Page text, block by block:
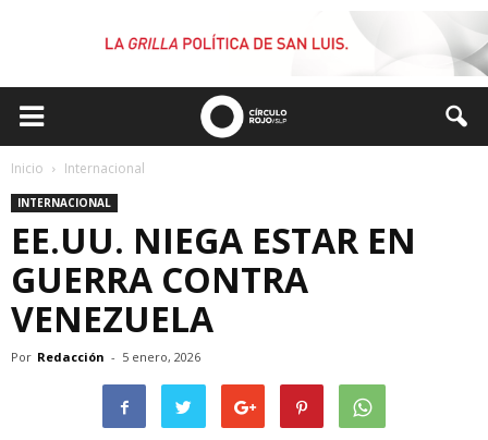
Inicio Internacional
INTERNACIONAL
EE.UU. NIEGA ESTAR EN
GUERRA CONTRA
VENEZUELA
Por Redacción - 5 enero, 2026